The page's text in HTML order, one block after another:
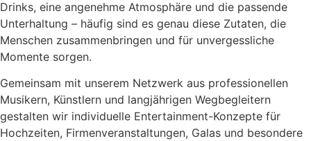
Drinks, eine angenehme Atmosphäre und die passende
Unterhaltung – häufig sind es genau diese Zutaten, die
Menschen zusammenbringen und für unvergessliche
Momente sorgen.
Gemeinsam mit unserem Netzwerk aus professionellen
Musikern, Künstlern und langjährigen Wegbegleitern
gestalten wir individuelle Entertainment-Konzepte für
Hochzeiten, Firmenveranstaltungen, Galas und besondere